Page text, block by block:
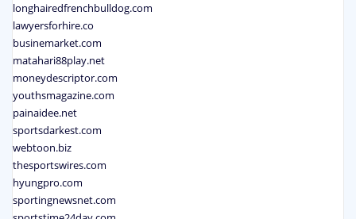
longhairedfrenchbulldog.com
lawyersforhire.co
businemarket.com
matahari88play.net
moneydescriptor.com
youthsmagazine.com
painaidee.net
sportsdarkest.com
webtoon.biz
thesportswires.com
hyungpro.com
sportingnewsnet.com